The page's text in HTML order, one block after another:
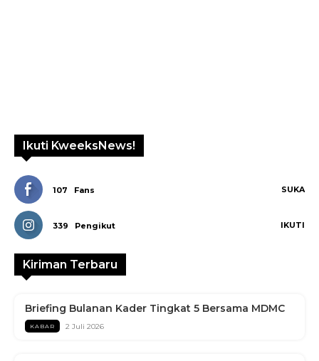
Ikuti KweeksNews!
107 Fans SUKA
339 Pengikut IKUTI
Kiriman Terbaru
Briefing Bulanan Kader Tingkat 5 Bersama MDMC
KABAR 2 Juli 2026